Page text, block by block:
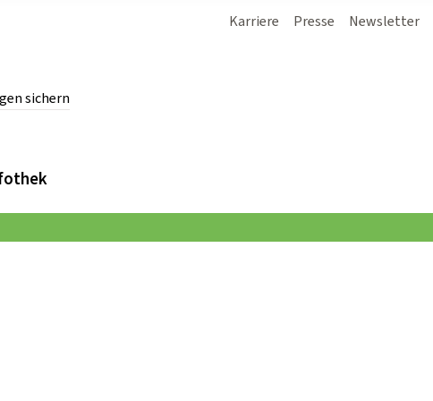
sichern
Karriere Presse Newsletter